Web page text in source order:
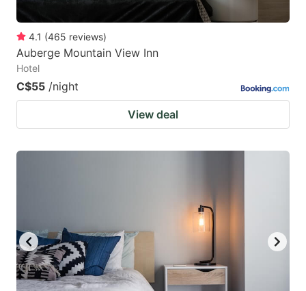
4.1 (465 reviews)
Auberge Mountain View Inn
Hotel
C$55 /night
View deal